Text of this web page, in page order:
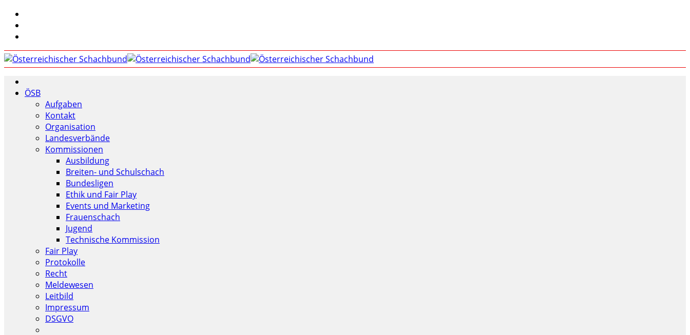
ÖSB
Aufgaben
Kontakt
Organisation
Landesverbände
Kommissionen
Ausbildung
Breiten- und Schulschach
Bundesligen
Ethik und Fair Play
Events und Marketing
Frauenschach
Jugend
Technische Kommission
Fair Play
Protokolle
Recht
Meldewesen
Leitbild
Impressum
DSGVO